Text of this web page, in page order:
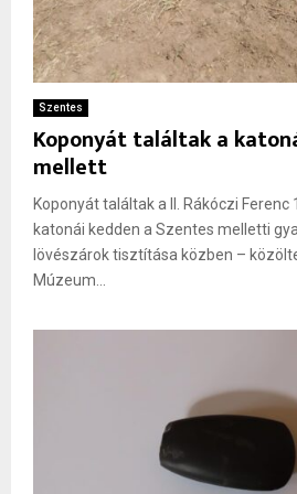
Szentes
Koponyát találtak a
mellett
Koponyát találtak a II. Rákóczi Ferenc
katonái kedden a Szentes melletti
lövészárok tisztítása közben –
Múzeum...